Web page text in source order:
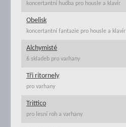
koncertantní hudba pro housle a klavír
Obelisk
koncertantní fantazie pro housle a klavír
Alchymisté
6 skladeb pro varhany
Tři ritornely
pro varhany
Trittico
pro lesní roh a varhany